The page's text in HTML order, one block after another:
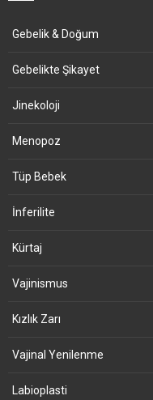
Gebelik & Doğum
Gebelikte Şikayet
Jinekoloji
Menopoz
Tüp Bebek
İnferilite
Kürtaj
Vajinismus
Kızlık Zarı
Vajinal Yenilenme
Labioplasti